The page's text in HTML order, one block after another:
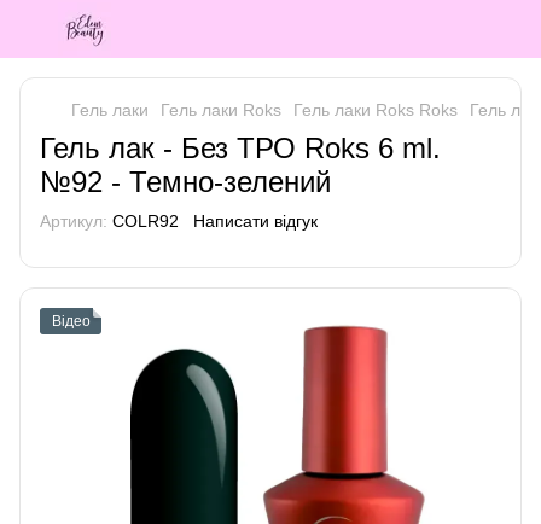
Гель лаки Гель лаки Roks Гель лаки Roks Roks Гель
Гель лак - Без ТРО Roks 6 ml.
№92 - Темно-зелений
Артикул: COLR92 Написати відгук
Відео